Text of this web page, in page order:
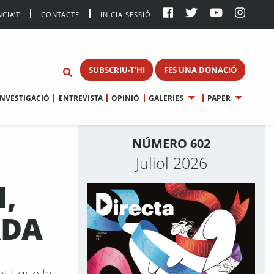
CONTACTE INICIA SESSIÓ
SUBSCRIU-T'HI FES UNA DONACIÓ
ENTREVISTA OPINIÓ GALERIES PAPER
NÚMERO 602
Juliol 2026